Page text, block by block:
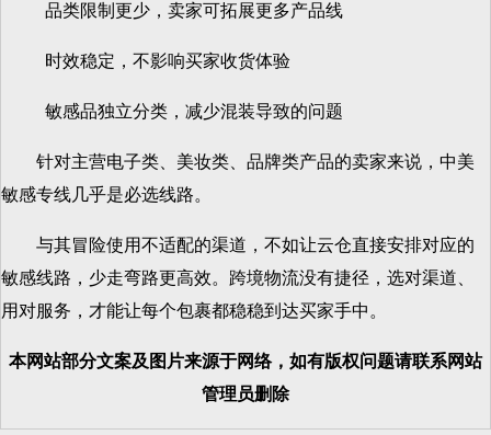
品类限制更少，卖家可拓展更多产品线
时效稳定，不影响买家收货体验
敏感品独立分类，减少混装导致的问题
针对主营电子类、美妆类、品牌类产品的卖家来说，中美
敏感专线几乎是必选线路。
与其冒险使用不适配的渠道，不如让云仓直接安排对应的
敏感线路，少走弯路更高效。跨境物流没有捷径，选对渠道、
用对服务，才能让每个包裹都稳稳到达买家手中。
本网站部分文案及图片来源于网络，如有版权问题请联系网站
管理员删除